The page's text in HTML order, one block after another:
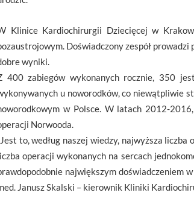
Klinice Kardiochirurgii Dziecięcej w
Doświadczony zespół
wyniki.
400 zabiegów wykonanych rocznie, 350
u noworodków, co niewątpliwie
w Polsce. W latach 2012-
Norwooda.
to, według naszej wiedzy, najwyższa
operacji wykonanych na sercach
największym doświadczeniem
Janusz Skalski – kierownik Kliniki